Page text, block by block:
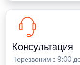
Консультация
Перезвоним с 9:00